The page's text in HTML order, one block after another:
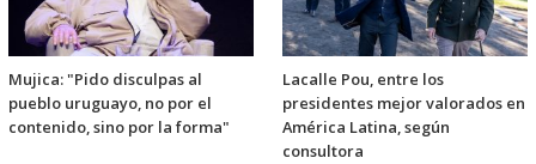
Mujica: "Pido disculpas al
pueblo uruguayo, no por el
contenido, sino por la forma"
Lacalle Pou, entre los
presidentes mejor valorados en
América Latina, según
consultora